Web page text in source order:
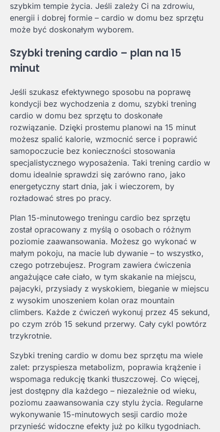
szybkim tempie życia. Jeśli zależy Ci na zdrowiu,
energii i dobrej formie – cardio w domu bez sprzętu
może być doskonałym wyborem.
Szybki trening cardio – plan na 15
minut
Jeśli szukasz efektywnego sposobu na poprawę
kondycji bez wychodzenia z domu, szybki trening
cardio w domu bez sprzętu to doskonałe
rozwiązanie. Dzięki prostemu planowi na 15 minut
możesz spalić kalorie, wzmocnić serce i poprawić
samopoczucie bez konieczności stosowania
specjalistycznego wyposażenia. Taki trening cardio w
domu idealnie sprawdzi się zarówno rano, jako
energetyczny start dnia, jak i wieczorem, by
rozładować stres po pracy.
Plan 15-minutowego treningu cardio bez sprzętu
został opracowany z myślą o osobach o różnym
poziomie zaawansowania. Możesz go wykonać w
małym pokoju, na macie lub dywanie – to wszystko,
czego potrzebujesz. Program zawiera ćwiczenia
angażujące całe ciało, w tym skakanie na miejscu,
pajacyki, przysiady z wyskokiem, bieganie w miejscu
z wysokim unoszeniem kolan oraz mountain
climbers. Każde z ćwiczeń wykonuj przez 45 sekund,
po czym zrób 15 sekund przerwy. Cały cykl powtórz
trzykrotnie.
Szybki trening cardio w domu bez sprzętu ma wiele
zalet: przyspiesza metabolizm, poprawia krążenie i
wspomaga redukcję tkanki tłuszczowej. Co więcej,
jest dostępny dla każdego – niezależnie od wieku,
poziomu zaawansowania czy stylu życia. Regularne
wykonywanie 15-minutowych sesji cardio może
przynieść widoczne efekty już po kilku tygodniach.